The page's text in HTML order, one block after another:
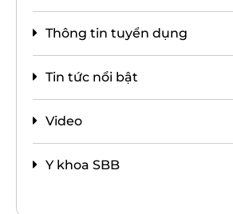
Thông tin tuyển dụng
Tin tức nổi bật
Video
Y khoa SBB